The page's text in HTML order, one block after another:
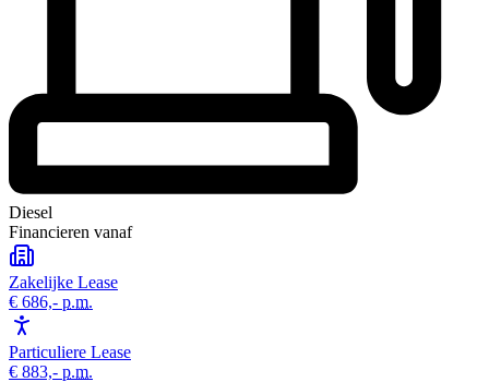
Diesel
Financieren vanaf
Zakelijke Lease
€ 686,- p.m.
Particuliere Lease
€ 883,- p.m.